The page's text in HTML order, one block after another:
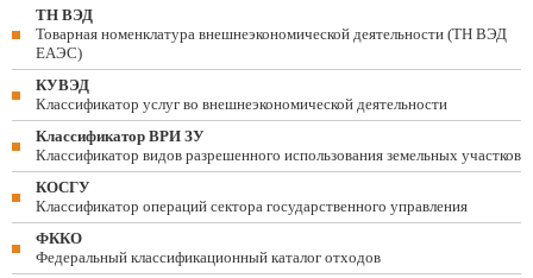
ТН ВЭД
Товарная номенклатура внешнеэкономической деятельности (ТН ВЭД
ЕАЭС)
КУВЭД
Классификатор услуг во внешнеэкономической деятельности
Классификатор ВРИ ЗУ
Классификатор видов разрешенного использования земельных участков
КОСГУ
Классификатор операций сектора государственного управления
ФККО
Федеральный классификационный каталог отходов